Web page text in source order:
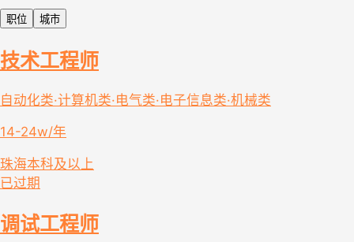
职位 城市
技术工程师
自动化类·计算机类·电气类·电子信息类·机械类
14-24w/年
珠海本科及以上
已过期
调试工程师